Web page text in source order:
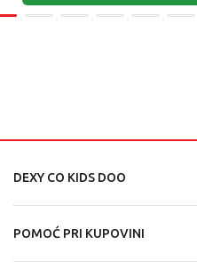
DEXY CO KIDS DOO
POMOĆ PRI KUPOVINI